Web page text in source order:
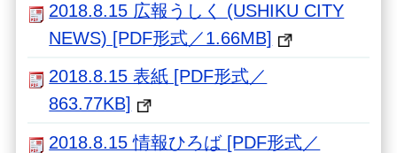
2018.8.15 広報うしく (USHIKU CITY
NEWS) [PDF形式／1.66MB]
2018.8.15 表紙 [PDF形式／
863.77KB]
2018.8.15 情報ひろば [PDF形式／